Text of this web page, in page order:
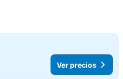
Ver precios